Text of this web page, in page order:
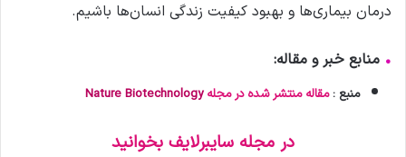
درمان بیماری‌ها و بهبود کیفیت زندگی انسان‌ها باشیم.
• منابع خبر و مقاله:
منبع :مقاله منتشر شده در مجلهNature Biotechnology
در مجله سایبرلایف بخوانید